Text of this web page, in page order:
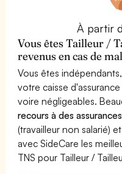
À partir
Vous êtes Tailleur /
revenus en cas de
Vous êtes
votre caisse
voire négligeables.
recours à des
(travailleur non salarié)
avec SideCare les
TNS pour Tailleur /